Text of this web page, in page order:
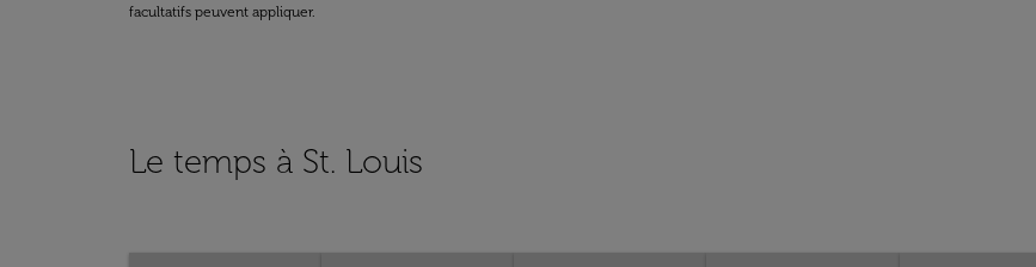
facultatifs peuvent appliquer.
Le temps à St. Louis